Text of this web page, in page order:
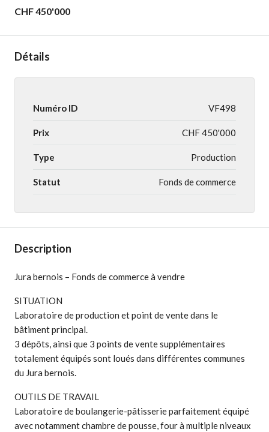
CHF 450'000
Détails
Numéro ID VF498
Prix CHF 450'000
Type Production
Statut Fonds de commerce
Description
Jura bernois – Fonds de commerce à vendre
SITUATION
Laboratoire de production et point de vente dans le
bâtiment principal.
3 dépôts, ainsi que 3 points de vente supplémentaires
totalement équipés sont loués dans différentes communes
du Jura bernois.
OUTILS DE TRAVAIL
Laboratoire de boulangerie-pâtisserie parfaitement équipé
avec notamment chambre de pousse, four à multiple niveaux